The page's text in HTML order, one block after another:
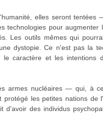
elles seront tentées
pour augmenter
Les outils mêmes qui
dystopie. Ce n'est pas la
caractère et les intentions
armes nucléaires — qui, à
protégé les petites nations de
d'avoir des individus